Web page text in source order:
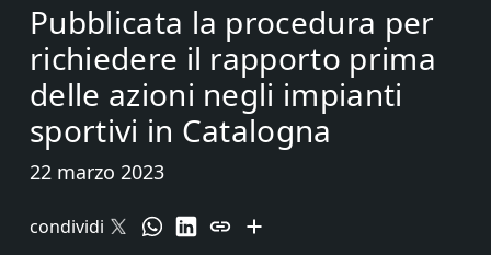
Pubblicata la procedura per
richiedere il rapporto prima
delle azioni negli impianti
sportivi in ​​Catalogna
22 marzo 2023
condividi